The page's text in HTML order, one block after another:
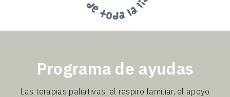
Programa de ayudas
Las terapias paliativas, el respiro familiar, el apoyo